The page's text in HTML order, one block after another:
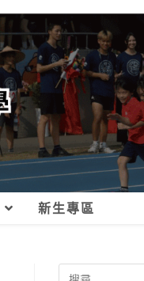
新生專區
Search